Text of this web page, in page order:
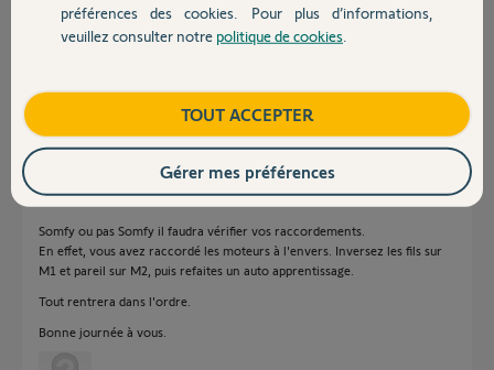
Contact
Bonjour,
Somfy ou pas Somfy il faudra vérifier vos raccordements.
En effet, vous avez raccordé les moteurs à l'envers. Inversez les fils sur
M1 et pareil sur M2, puis refaites un auto apprentissage.
Tout rentrera dans l'ordre.
Bonne journée à vous.
préférences des cookies. Pour plus d’informations,
veuillez consulter notre politique de cookies
TOUT ACCEPTER
Gérer mes préférences